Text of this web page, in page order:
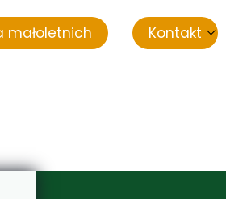
małoletnich
Kontakt